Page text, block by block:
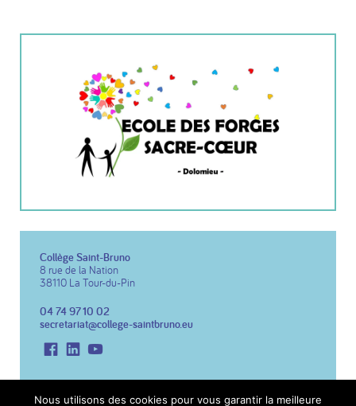
Collège Saint-Bruno
8 rue de la Nation
38110 La Tour-du-Pin
04 74 97 10 02
secretariat@college-saintbruno.eu
FacebookLinkedIn
Copyright 2026 Collège St Bruno
Réalisation du site :Notre Studio
Nous utilisons des cookies pour vous garantir la meilleure